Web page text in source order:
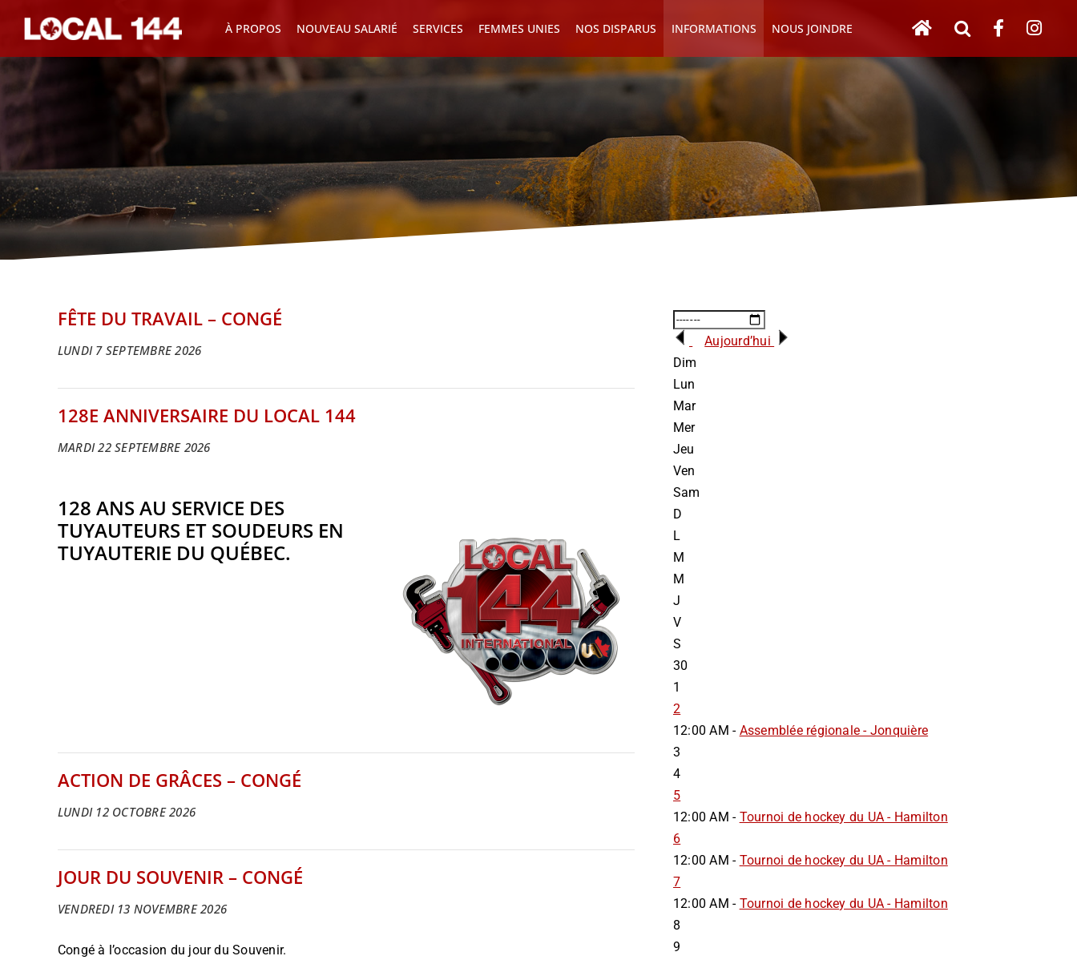
content
À PROPOS NOUVEAU SALARIÉ SERVICES FEMMES UNIES NOS DISPARUS INFORMATIONS NOUS JOINDRE
FÊTE DU TRAVAIL – CONGÉ
LUNDI 7 SEPTEMBRE 2026
128E ANNIVERSAIRE DU LOCAL 144
MARDI 22 SEPTEMBRE 2026
128 ANS AU SERVICE DES
TUYAUTEURS ET SOUDEURS EN
TUYAUTERIE DU QUÉBEC.
ACTION DE GRÂCES – CONGÉ
LUNDI 12 OCTOBRE 2026
JOUR DU SOUVENIR – CONGÉ
VENDREDI 13 NOVEMBRE 2026
Congé à l’occasion du jour du Souvenir.
Aujourd’hui
Dim
Lun
Mar
Mer
Jeu
Ven
Sam
D
L
M
M
J
V
S
30
1
2
12:00 AM - Assemblée régionale - Jonquière
3
4
5
12:00 AM - Tournoi de hockey du UA - Hamilton
6
12:00 AM - Tournoi de hockey du UA - Hamilton
7
12:00 AM - Tournoi de hockey du UA - Hamilton
8
9